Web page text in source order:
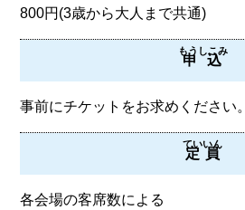
800円(3歳から大人まで共通)
申込
もうしこみ
事前にチケットをお求めください。
定員
ていいん
各会場の客席数による